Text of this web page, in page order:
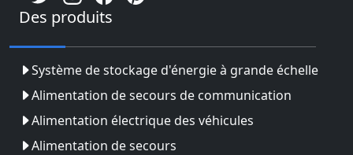
Des produits
Système de stockage d'énergie à grande échelle
Alimentation de secours de communication
Alimentation électrique des véhicules
Alimentation de secours